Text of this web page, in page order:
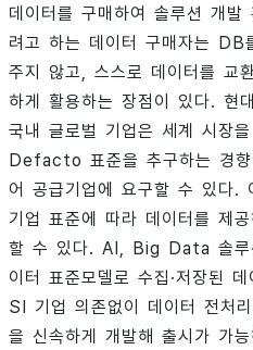
데이터를 구매하여 솔루션 개
려고 하는 데이터 구매자는
주지 않고, 스스로 데이터를 교
하게 활용하는 장점이 있다. 현
국내 글로벌 기업은 세계 시장
Defacto 표준을 추구하는 경
어 공급기업에 요구할 수 있다.
기업 표준에 따라 데이터를 제
할 수 있다. AI, Big Data 솔루
이터 표준모델로 수집·저장된
SI 기업 의존없이 데이터 전처
을 신속하게 개발해 출시가 가능